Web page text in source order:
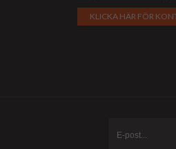
KLICKA HÄR FÖR